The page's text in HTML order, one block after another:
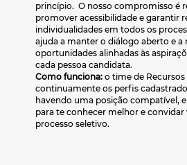
princípio. O nosso compromisso é
promover acessibilidade e garantir
individualidades em todos os
ajuda a manter o diálogo aberto e a
oportunidades alinhadas às
cada pessoa candidata.
Como funciona: o time de
continuamente os perfis
havendo uma posição compatível,
para te conhecer melhor e
processo seletivo.